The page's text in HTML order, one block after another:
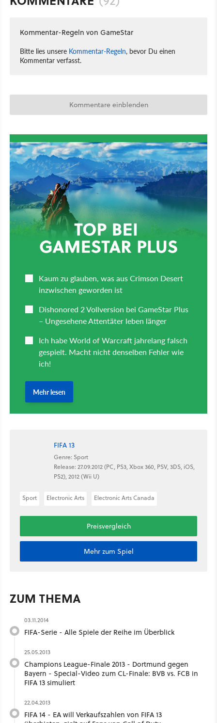
Kommentar-Regeln von GameStar
Bitte lies unsere Kommentar-Regeln, bevor Du einen
Kommentar verfasst.
Kommentare einblenden
FIFA 13
Genre: Sport
Release: 27.09.2012 (PC, PS3, Xbox 360, PSV, 3DS, iOS,
PS2), 2012 (Wii U)
Sport Electronic Arts Electronic Arts Canada
Preisvergleich
Mehr zum Spiel
ZUM THEMA
03.11.2014
FIFA-Serie - Alle Spiele der Reihe im Überblick
25.05.2013
Champions League-Finale 2013 - Dortmund gegen
Bayern - Special-Video zum CL-Finale: BVB vs. FCB in
FIFA 13 simuliert
22.04.2013
FIFA 14 - EA will Verkaufszahlen von FIFA 13